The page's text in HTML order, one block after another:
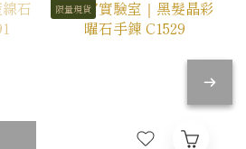
限量現貨